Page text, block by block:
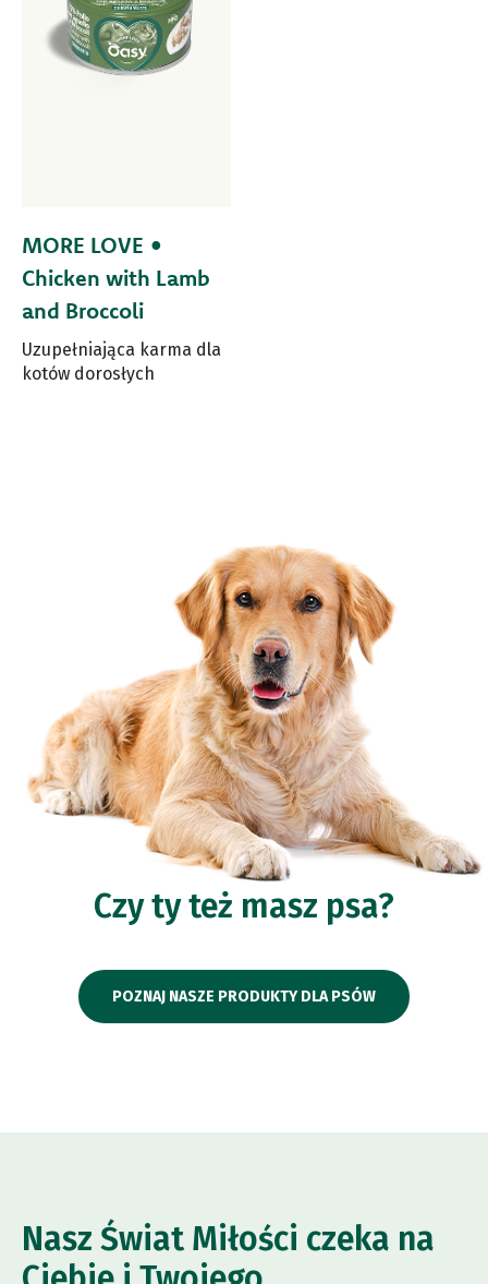
MORE LOVE •
Chicken with Lamb
and Broccoli
Uzupełniająca karma dla
kotów dorosłych
Czy ty też masz psa?
POZNAJ NASZE PRODUKTY DLA PSÓW
Nasz Świat Miłości czeka na